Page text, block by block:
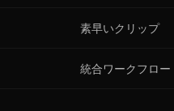
素早いクリップ
統合ワークフロー